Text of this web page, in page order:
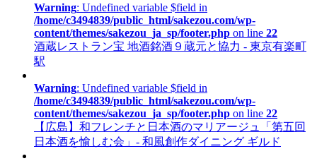
Warning: Undefined variable $field in
/home/c3494839/public_html/sakezou.com/wp-
content/themes/sakezou_ja_sp/footer.php on line 22
酒蔵レストラン宝 地酒銘酒９蔵元と協力 - 東京有楽町
駅
Warning: Undefined variable $field in
/home/c3494839/public_html/sakezou.com/wp-
content/themes/sakezou_ja_sp/footer.php on line 22
【広島】和フレンチと日本酒のマリアージュ「第五回
日本酒を愉しむ会」- 和風創作ダイニング ギルド